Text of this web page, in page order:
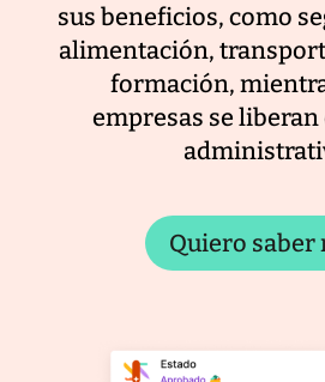
sus beneficios, como
alimentación,
formación,
empresas se liberan
Quiero saber